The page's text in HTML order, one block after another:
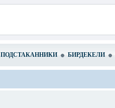
ПОДСТАКАННИКИ БИРДЕКЕЛИ